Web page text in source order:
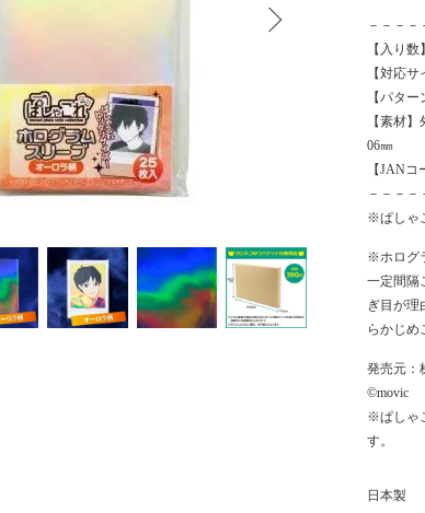
－－－－
【入り数
【対応
【パタ
【素材
06㎜
【JANコ
－－－－
※ぱしゃ
※ホログ
一定間隔
ぎ目が理
らかじめ
発売元：
©movic
※ぱしゃ
す。
日本製